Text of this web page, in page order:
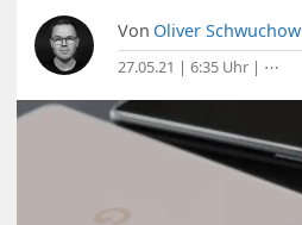
Von Oliver Schwuchow
27.05.21 | 6:35 Uhr | ⋯